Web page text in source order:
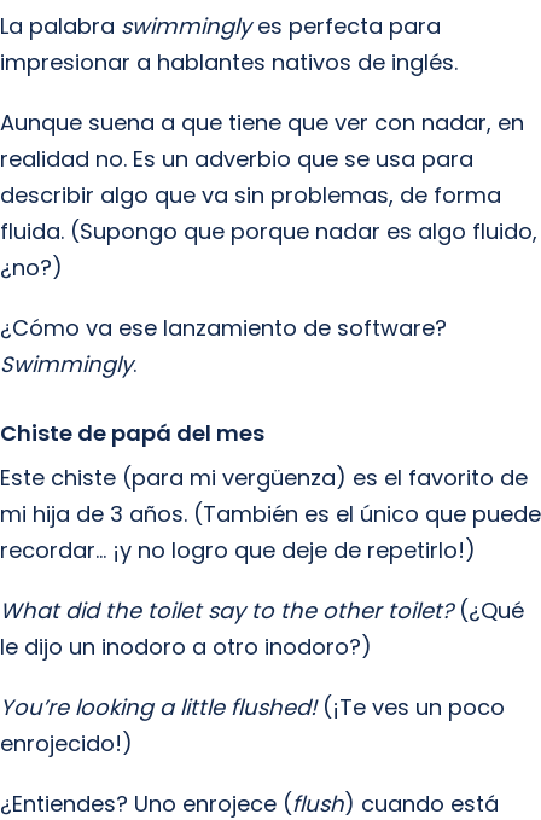
La palabra swimminglyes perfecta para
impresionar a hablantes nativos de inglés.
Aunque suena a que tiene que ver con nadar, en
realidad no. Es un adverbio que se usa para
describir algo que va sin problemas, de forma
fluida. (Supongo que porque nadar es algo fluido,
¿no?)
¿Cómo va ese lanzamiento de software?
Swimmingly.
Chiste de papá del mes
Este chiste (para mi vergüenza) es el favorito de
mi hija de 3 años. (También es el único que puede
recordar… ¡y no logro que deje de repetirlo!)
What did the toilet say to the other toilet?(¿Qué
le dijo un inodoro a otro inodoro?)
You’re looking a little flushed!(¡Te ves un poco
enrojecido!)
¿Entiendes? Uno enrojece (flush) cuando está